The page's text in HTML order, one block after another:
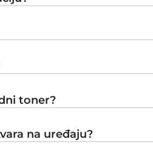
toner?
na uređaju?